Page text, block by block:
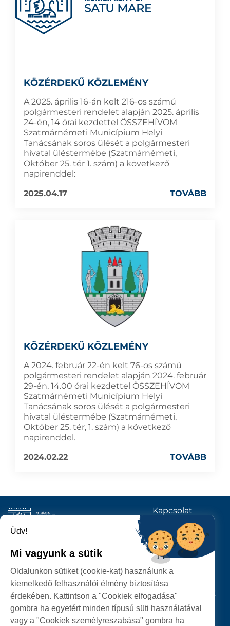
KÖZÉRDEKŰ KÖZLEMÉNY
A 2025. április 16-án kelt 216-os számú
polgármesteri rendelet alapján 2025. április
24-én, 14 órai kezdettel ÖSSZEHÍVOM
Szatmárnémeti Municípium Helyi
Tanácsának soros ülését a polgármesteri
hivatal üléstermébe (Szatmárnémeti,
Október 25. tér 1. szám) a következő
napirenddel:
2025.04.17
TOVÁBB
KÖZÉRDEKŰ KÖZLEMÉNY
A 2024. február 22-én kelt 76-os számú
polgármesteri rendelet alapján 2024. február
29-én, 14.00 órai kezdettel ÖSSZEHÍVOM
Szatmárnémeti Municípium Helyi
Tanácsának soros ülését a polgármesteri
hivatal üléstermébe (Szatmárnémeti,
Október 25. tér, 1. szám) a következő
napirenddel.
2024.02.22
TOVÁBB
SZEMÉLYES ADATOK VÉDELME
SZATMÁRNÉMETI
POLGÁRMESTERI HIVATAL
P-ȚA 25 OCTOMBRIE, NR. 1 CORP M, 440026 SATU MARE
Kapcsolat
KÖVESSENEK
Üdv!
Mi vagyunk a sütik
Oldalunkon sütiket (cookie-kat) használunk a
kiemelkedő felhasználói élmény biztosítása
érdekében. Kattintson a "Cookiek elfogadása"
gombra ha egyetért minden típusú süti használatával
vagy a "Cookiek személyreszabása" gombra ha